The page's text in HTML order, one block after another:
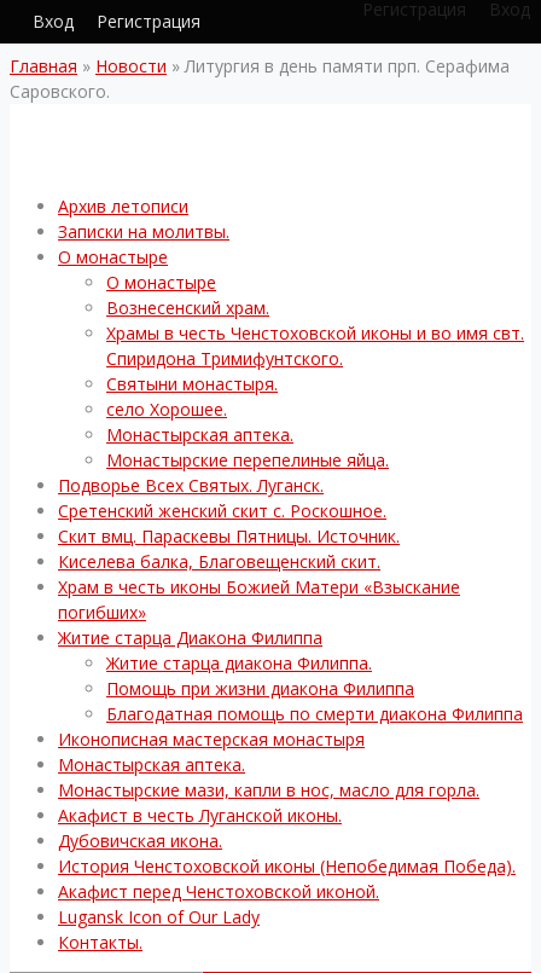
Главная » Новости »Литургия в день памяти прп. Серафима
Саровского.
Архив летописи
Записки на молитвы.
О монастыре
О монастыре
Вознесенский храм.
Храмы в честь Ченстоховской иконы и во имя свт.
Спиридона Тримифунтского.
Святыни монастыря.
село Хорошее.
Монастырская аптека.
Монастырские перепелиные яйца.
Подворье Всех Святых. Луганск.
Сретенский женский скит с. Роскошное.
Скит вмц. Параскевы Пятницы. Источник.
Киселева балка, Благовещенский скит.
Храм в честь иконы Божией Матери «Взыскание
погибших»
Житие старца Диакона Филиппа
Житие старца диакона Филиппа.
Помощь при жизни диакона Филиппа
Благодатная помощь по смерти диакона Филиппа
Иконописная мастерская монастыря
Монастырская аптека.
Монастырские мази, капли в нос, масло для горла.
Акафист в честь Луганской иконы.
Дубовичская икона.
История Ченстоховской иконы (Непобедимая Победа).
Акафист перед Ченстоховской иконой.
Lugansk Icon of Our Lady
Контакты.
Регистрация Вход
Вход Регистрация